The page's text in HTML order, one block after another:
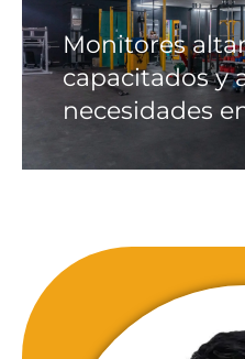
Monitores
capacitados y
necesidades